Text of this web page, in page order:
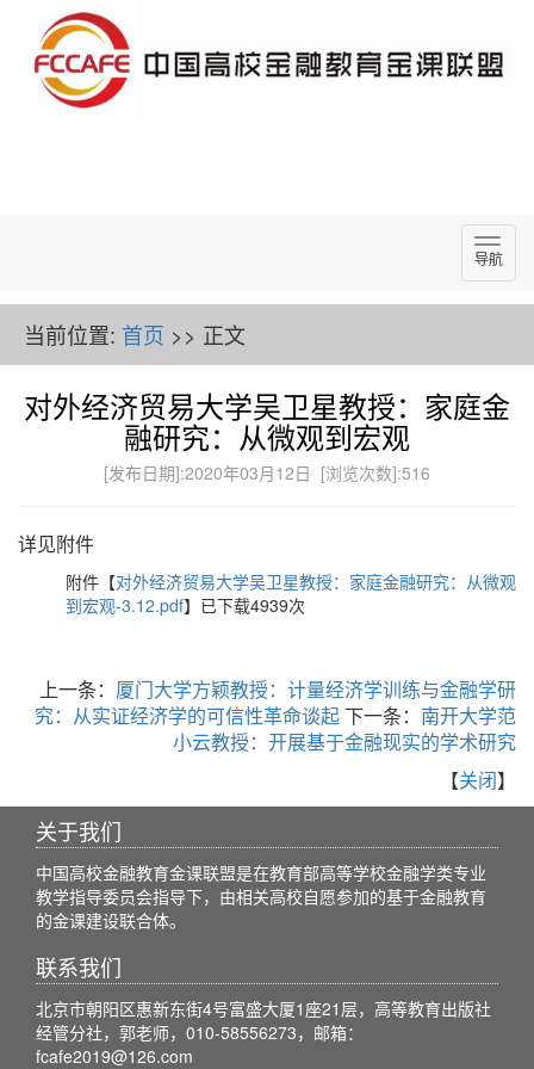
导
航
导航
当前位置: 首页 >> 正文
对外经济贸易大学吴卫星教授：家庭金
融研究：从微观到宏观
[发布日期]:2020年03月12日 [浏览次数]:516
详见附件
附件【对外经济贸易大学吴卫星教授：家庭金融研究：从微观
到宏观-3.12.pdf】已下载4939次
上一条： 厦门大学方颖教授：计量经济学训练与金融学研
究：从实证经济学的可信性革命谈起下一条： 南开大学范
小云教授：开展基于金融现实的学术研究
【关闭】
关于我们
中国高校金融教育金课联盟是在教育部高等学校金融学类专业
教学指导委员会指导下，由相关高校自愿参加的基于金融教育
的金课建设联合体。
联系我们
北京市朝阳区惠新东街4号富盛大厦1座21层，高等教育出版社
经管分社，郭老师，010-58556273，邮箱：
fcafe2019@126.com